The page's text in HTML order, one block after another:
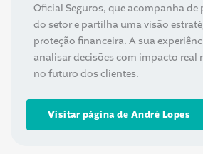
Oficial Seguros, que acompanha de
do setor e partilha uma visão
proteção financeira. A sua
analisar decisões com impacto real
no futuro dos clientes.
Visitar página de André Lopes